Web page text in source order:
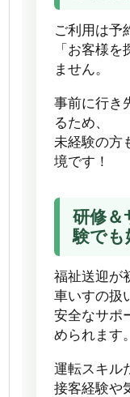
ご利用は予
「お客様
ません。
事前に行き
るため、
未経験の方
境です！
研修
験でも
福祉送迎が
車いすの扱
安全なサポ
められます。
運転スキル
接客経験や